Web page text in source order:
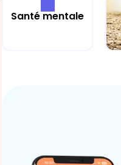
Santé mentale